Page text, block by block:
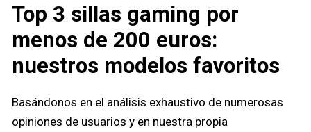
Top 3 sillas gaming por
menos de 200 euros:
nuestros modelos favoritos
Basándonos en el análisis exhaustivo de numerosas
opiniones de usuarios y en nuestra propia